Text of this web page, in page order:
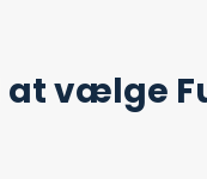
at vælge